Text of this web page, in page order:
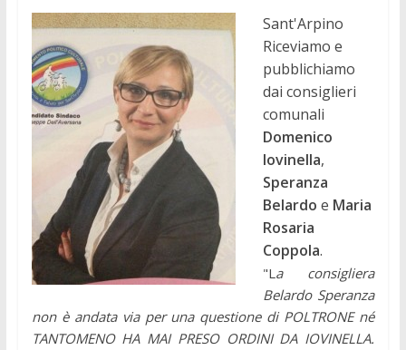
Sant'Arpino
Riceviamo e
pubblichiamo
dai consiglieri
comunali
Domenico
Iovinella,
Speranza
Belardo e Maria
Rosaria
Coppola.
"La consigliera
Belardo Speranza
non è andata via per una questione di POLTRONE né
TANTOMENO HA MAI PRESO ORDINI DA IOVINELLA.